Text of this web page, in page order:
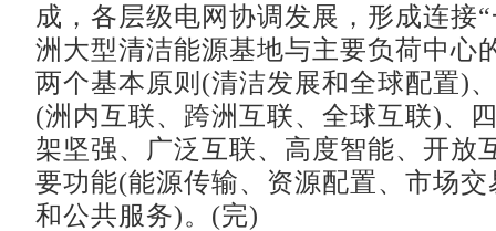
成，各层级电网协调发展，形成连接
洲大型清洁能源基地与主要负荷中心
两个基本原则(清洁发展和全球配置)
(洲内互联、跨洲互联、全球互联)、
架坚强、广泛互联、高度智能、开放
要功能(能源传输、资源配置、市场
和公共服务)。(完)